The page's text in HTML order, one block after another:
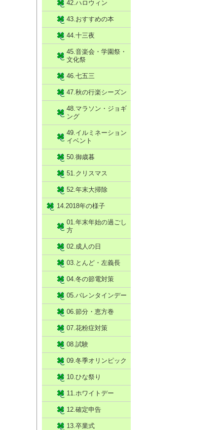
42.ハロウィン
43.おすすめの本
44.十三夜
45.音楽会・学園祭・
文化祭
46.七五三
47.秋の行楽シーズン
48.マラソン・ジョギ
ング
49.イルミネーション
イベント
50.御歳暮
51.クリスマス
52.年末大掃除
14.2018年の様子
01.年末年始の過ごし
方
02.成人の日
03.とんど・左義長
04.冬の節電対策
05.バレンタインデー
06.節分・恵方巻
07.花粉症対策
08.試験
09.冬季オリンピック
10.ひな祭り
11.ホワイトデー
12.確定申告
13.卒業式